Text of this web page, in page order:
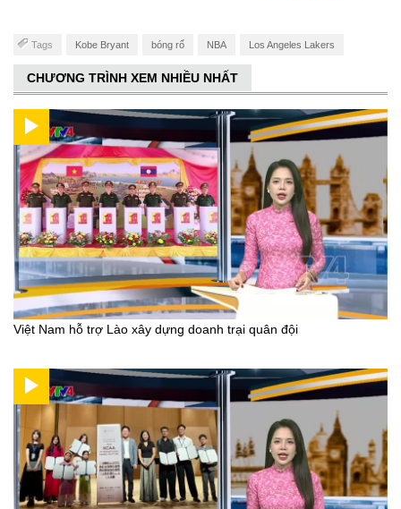
Tags Kobe Bryant bóng rổ NBA Los Angeles Lakers
CHƯƠNG TRÌNH XEM NHIỀU NHẤT
Việt Nam hỗ trợ Lào xây dựng doanh trại quân đội